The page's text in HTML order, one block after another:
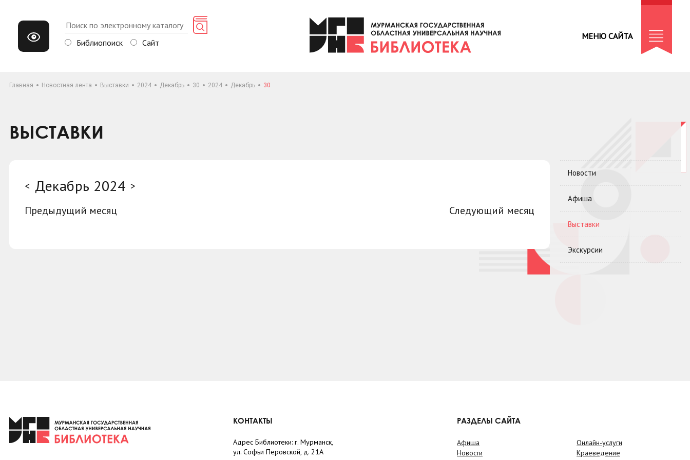
Библиопоиск Сайт
МЕНЮ САЙТА
Главная Новостная лента Выставки 2024 Декабрь 30 2024 Декабрь 30
ВЫСТАВКИ
< Декабрь 2024 >
Предыдущий месяц
Следующий месяц
Новости
Афиша
Выставки
Экскурсии
КОНТАКТЫ
Адрес Библиотеки: г. Мурманск,
ул. Софьи Перовской, д. 21А
РАЗДЕЛЫ САЙТА
Афиша
Новости
Онлайн-услуги
Краеведение